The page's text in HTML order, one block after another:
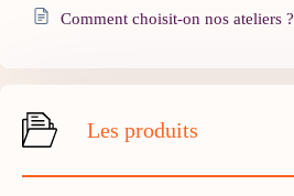
Comment choisit-on nos ateliers ?
Les produits